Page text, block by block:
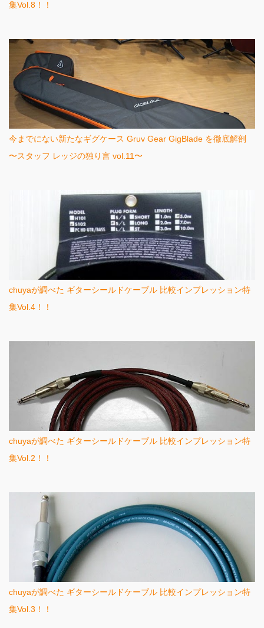
集Vol.8！！
今までにない新たなギグケース Gruv Gear GigBlade を徹底解剖
〜スタッフ レッジの独り言 vol.11〜
chuyaが調べた ギターシールドケーブル 比較インプレッション特
集Vol.4！！
chuyaが調べた ギターシールドケーブル 比較インプレッション特
集Vol.2！！
chuyaが調べた ギターシールドケーブル 比較インプレッション特
集Vol.3！！